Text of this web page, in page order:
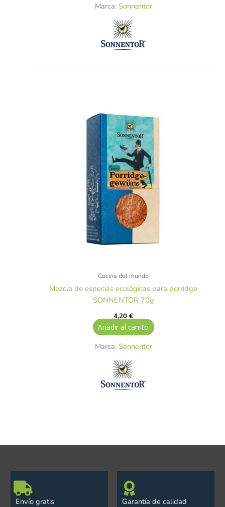
Marca: Sonnentor
Cocina del mundo
Mezcla de especias ecológicas para porridge
SONNENTOR 70g
4,20€
Añadir al carrito
Marca: Sonnentor
Envío gratis
Garantía de calidad